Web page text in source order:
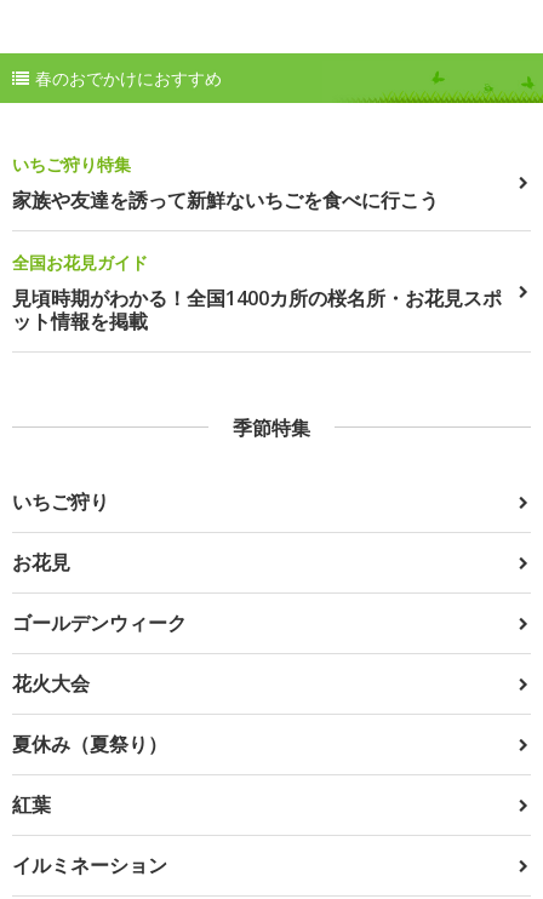
春のおでかけにおすすめ
いちご狩り特集
家族や友達を誘って新鮮ないちごを食べに行こう
全国お花見ガイド
見頃時期がわかる！全国1400カ所の桜名所・お花見スポ
ット情報を掲載
季節特集
いちご狩り
お花見
ゴールデンウィーク
花火大会
夏休み（夏祭り）
紅葉
イルミネーション